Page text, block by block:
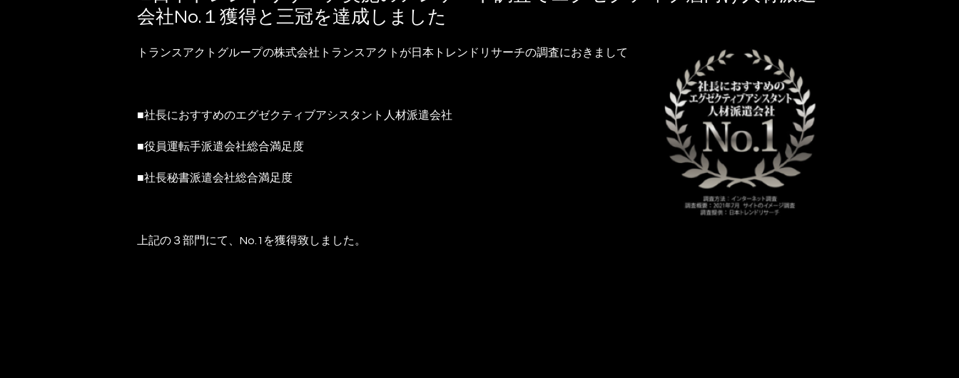
会社No.１獲得と三冠を達成しました
トランスアクトグループの株式会社トランスアクトが日本トレンドリサーチの調査におきまして
■社長におすすめのエグゼクティブアシスタント人材派遣会社
■役員運転手派遣会社総合満足度
■社長秘書派遣会社総合満足度
上記の３部門にて、No.1を獲得致しました。